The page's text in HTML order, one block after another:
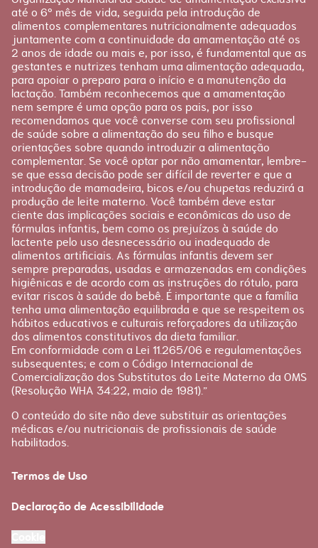
até o 6º mês de vida, seguida pela introdução de
alimentos complementares nutricionalmente adequados
juntamente com a continuidade da amamentação até os
2 anos de idade ou mais e, por isso, é fundamental que as
gestantes e nutrizes tenham uma alimentação adequada,
para apoiar o preparo para o início e a manutenção da
lactação. Também reconhecemos que a amamentação
nem sempre é uma opção para os pais, por isso
recomendamos que você converse com seu profissional
de saúde sobre a alimentação do seu filho e busque
orientações sobre quando introduzir a alimentação
complementar. Se você optar por não amamentar, lembre-
se que essa decisão pode ser difícil de reverter e que a
introdução de mamadeira, bicos e/ou chupetas reduzirá a
produção de leite materno. Você também deve estar
ciente das implicações sociais e econômicas do uso de
fórmulas infantis, bem como os prejuízos à saúde do
lactente pelo uso desnecessário ou inadequado de
alimentos artificiais. As fórmulas infantis devem ser
sempre preparadas, usadas e armazenadas em condições
higiênicas e de acordo com as instruções do rótulo, para
evitar riscos à saúde do bebê. É importante que a família
tenha uma alimentação equilibrada e que se respeitem os
hábitos educativos e culturais reforçadores da utilização
dos alimentos constitutivos da dieta familiar.
Em conformidade com a Lei 11.265/06 e regulamentações
subsequentes; e com o Código Internacional de
Comercialização dos Substitutos do Leite Materno da OMS
(Resolução WHA 34:22, maio de 1981).”
O conteúdo do site não deve substituir as orientações
médicas e/ou nutricionais de profissionais de saúde
habilitados.
Termos de Uso
Declaração de Acessibilidade
Cookie